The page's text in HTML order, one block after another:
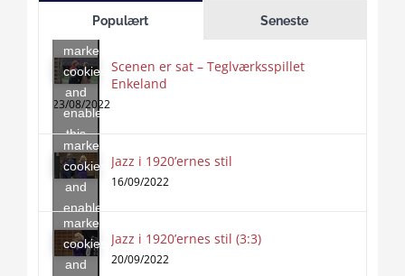
Populært Seneste
accept
marketing
cookies
and
enable
this
content
Scenen er sat – Teglværksspillet
Enkeland
23/08/2022
Click
to
marketing
cookies
and
enable
this
content
Jazz i 1920’ernes stil
16/09/2022
Click
to
accept
marketing
cookies
and
Jazz i 1920’ernes stil (3:3)
20/09/2022